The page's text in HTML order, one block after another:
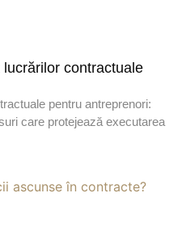
contractuale
pentru antreprenori:
care protejează executarea